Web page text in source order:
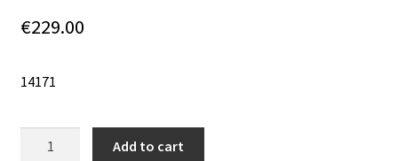
€229.00
14171
Add to cart